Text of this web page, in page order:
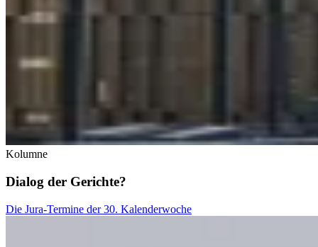
Kolumne
Dialog der Gerichte?
Die Jura-Termine der 30. Kalenderwoche